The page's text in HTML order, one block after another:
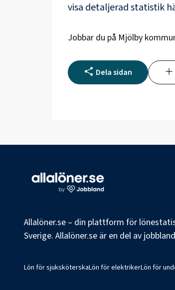
visa detaljerad statistik
Jobbar du på Mjölby
Dela sidan
Allalöner.se – din plattform för
Sverige. Allalöner.se är en del av
Lön för sjuksköterskaLön för elektrikerLön för